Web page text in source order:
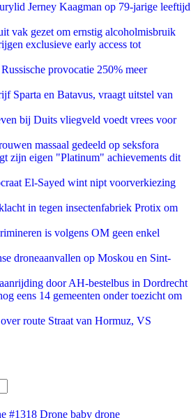
Jerney Kaagman op 79-jarige leeftijd
vak gezet om ernstig alcoholmisbruik
exclusieve early access tot
provocatie 250% meer
Sparta en Batavus, vraagt uitstel van
bij Duits vliegveld voedt vrees voor
massaal gedeeld op seksfora
zijn eigen "Platinum" achievements dit
El-Sayed wint nipt voorverkiezing
in tegen insectenfabriek Protix om
is volgens OM geen enkel
droneaanvallen op Moskou en Sint-
door AH-bestelbus in Dordrecht
eens 14 gemeenten onder toezicht om
route Straat van Hormuz, VS
#1318 Drone baby drone